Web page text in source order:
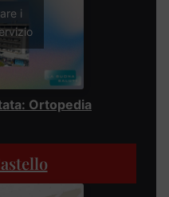
i
Ortopedia